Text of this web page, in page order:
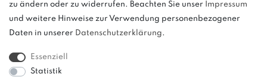
zu ändern oder zu widerrufen. Beachten Sie unser
Impressum
und weitere Hinweise zur Verwendung personenbezogener
Daten in unserer Daten­schutz­erklärung.
Essenziell
Statistik
Sinne einer Preisermäßigung, sondern lediglich
einen Preisvergleich zur unverbindlichen